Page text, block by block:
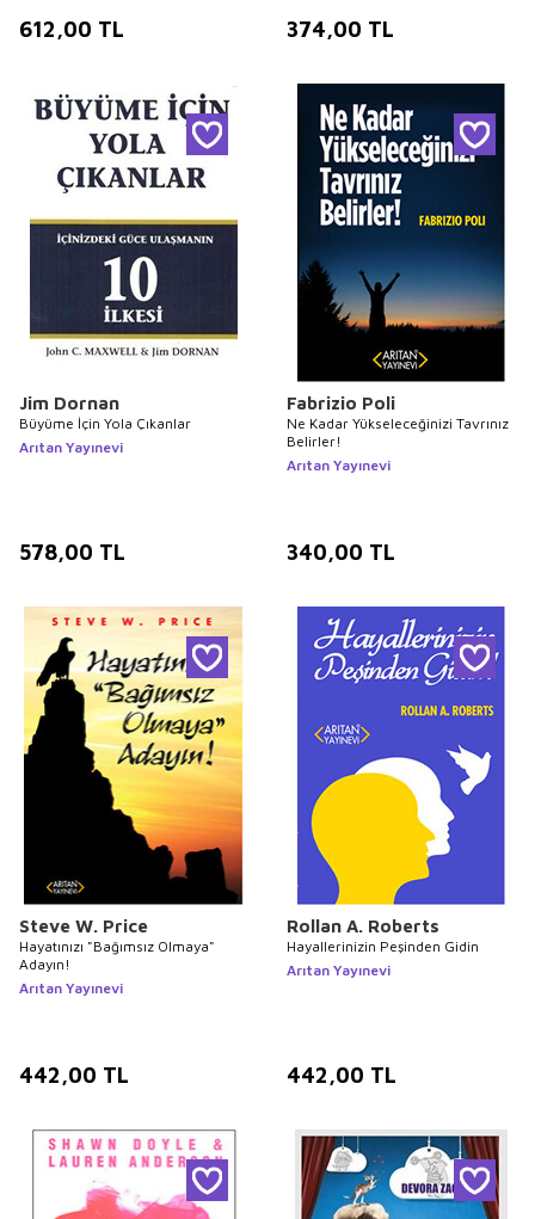
612,00 TL 374,00 TL
Jim Dornan
Büyüme İçin Yola Çıkanlar
Arıtan Yayınevi
578,00 TL
Fabrizio Poli
Ne Kadar Yükseleceğinizi Tavrınız
Belirler!
Arıtan Yayınevi
340,00 TL
Steve W. Price
Hayatınızı "Bağımsız Olmaya"
Adayın!
Arıtan Yayınevi
442,00 TL
Rollan A. Roberts
Hayallerinizin Peşinden Gidin
Arıtan Yayınevi
442,00 TL